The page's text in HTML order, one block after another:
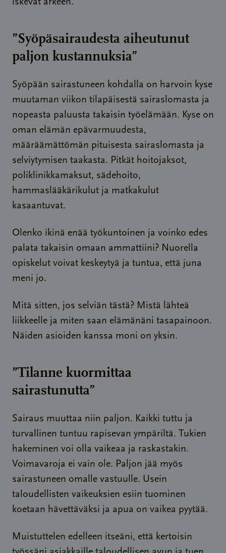
iskevät arkeen.
”Syöpäsairaudesta aiheutunut
paljon kustannuksia”
Syöpään sairastuneen kohdalla on harvoin kyse
muutaman viikon tilapäisestä sairaslomasta ja
nopeasta paluusta takaisin työelämään. Kyse on
oman elämän epävarmuudesta,
määräämättömän pituisesta sairaslomasta ja
selviytymisen taakasta. Pitkät hoitojaksot,
poliklinikkamaksut, sädehoito,
hammaslääkärikulut ja matkakulut
kasaantuvat.
Olenko ikinä enää työkuntoinen ja voinko edes
palata takaisin omaan ammattiini? Nuorella
opiskelut voivat keskeytyä ja tuntua, että juna
meni jo.
Mitä sitten, jos selviän tästä? Mistä lähteä
liikkeelle ja miten saan elämänäni tasapainoon.
Näiden asioiden kanssa moni on yksin.
”Tilanne kuormittaa
sairastunutta”
Sairaus muuttaa niin paljon. Kaikki tuttu ja
turvallinen tuntuu rapisevan ympäriltä. Tukien
hakeminen voi olla vaikeaa ja raskastakin.
Voimavaroja ei vain ole. Paljon jää myös
sairastuneen omalle vastuulle. Usein
taloudellisten vaikeuksien esiin tuominen
koetaan hävettäväksi ja apua on vaikea pyytää.
Muistuttelen edelleen itseäni, että kertoisin